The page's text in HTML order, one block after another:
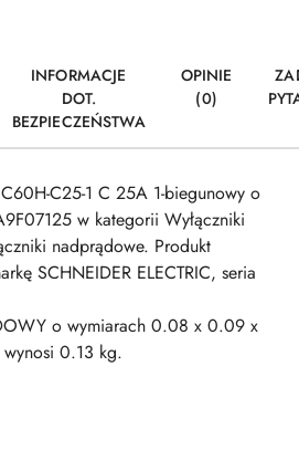
INFORMACJE
DOT.
BEZPIECZEŃSTWA
OPINIE
(0)
C25-1 C 25A 1-biegunowy o
w kategorii Wyłączniki
nadprądowe. Produkt
SCHNEIDER ELECTRIC, seria
o wymiarach 0.08 x 0.09 x
0.13 kg.